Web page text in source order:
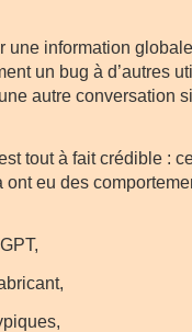
une information
un bug à d’autres
autre conversation
tout à fait crédible :
eu des